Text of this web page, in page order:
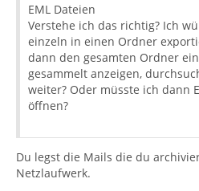
EML Dateien
Verstehe ich das richtig? Ich
einzeln in einen Ordner
dann den gesamten Ordner
gesammelt anzeigen,
weiter? Oder müsste ich dann
öffnen?
Du legst die Mails die du
Netzlaufwerk.